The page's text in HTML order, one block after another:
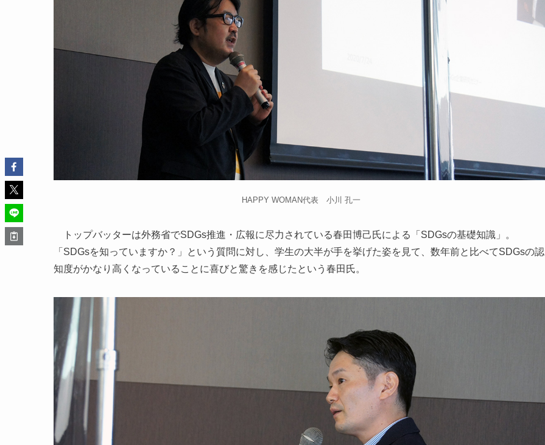
HAPPY WOMAN代表 小川 孔一
トップバッターは外務省でSDGs推進・広報に尽力されている春⽥博⼰氏による「SDGsの基礎知識」。
「SDGsを知っていますか？」という質問に対し、学生の大半が手を挙げた姿を見て、数年前と比べてSDGsの認
知度がかなり高くなっていることに喜びと驚きを感じたという春田氏。